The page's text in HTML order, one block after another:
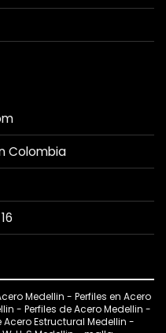
Colombia
Medellin - Perfiles en Acero
- Perfiles de Acero Medellin -
Estructural Medellin -